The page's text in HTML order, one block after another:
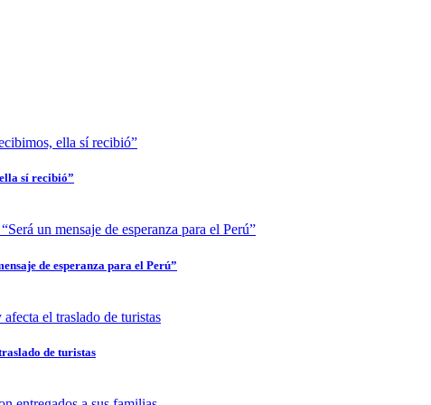
sí recibió”
de esperanza para el Perú”
de turistas